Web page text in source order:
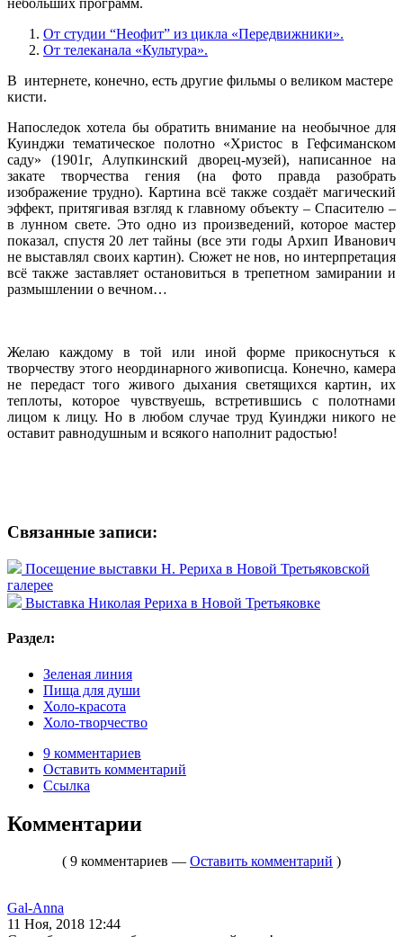
От студии “Неофит” из цикла «Передвижники».
От телеканала «Культура».
В интернете, конечно, есть другие фильмы о великом мастере
кисти.
Напоследок хотела бы обратить внимание на необычное для
Куинджи тематическое полотно «Христос в Гефсиманском
саду» (1901г, Алупкинский дворец-музей), написанное на
закате творчества гения (на фото правда разобрать
изображение трудно). Картина всё также создаёт магический
эффект, притягивая взгляд к главному объекту – Спасителю –
в лунном свете. Это одно из произведений, которое мастер
показал, спустя 20 лет тайны (все эти годы Архип Иванович
не выставлял своих картин). Сюжет не нов, но интерпретация
всё также заставляет остановиться в трепетном замирании и
размышлении о вечном…
Желаю каждому в той или иной форме прикоснуться к
творчеству этого неординарного живописца. Конечно, камера
не передаст того живого дыхания светящихся картин, их
теплоты, которое чувствуешь, встретившись с полотнами
лицом к лицу. Но в любом случае труд Куинджи никого не
оставит равнодушным и всякого наполнит радостью!
Связанные записи:
Посещение выставки Н. Рериха в Новой Третьяковской
галерее
Выставка Николая Рериха в Новой Третьяковке
Раздел:
Зеленая линия
Пища для души
Холо-красота
Холо-творчество
9 комментариев
Оставить комментарий
Ссылка
Комментарии
( 9 комментариев — Оставить комментарий )
Gal-Anna
11 Ноя, 2018 12:44